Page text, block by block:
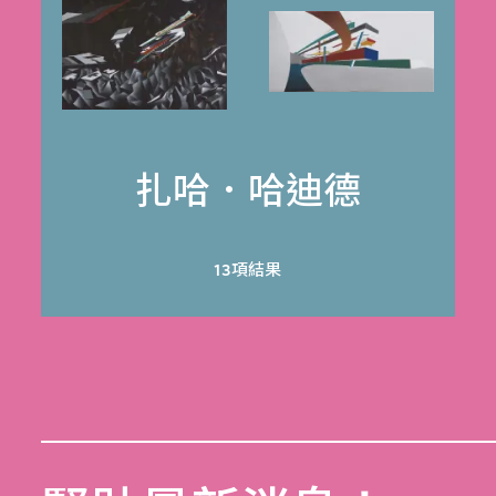
扎哈．哈迪德
13項結果